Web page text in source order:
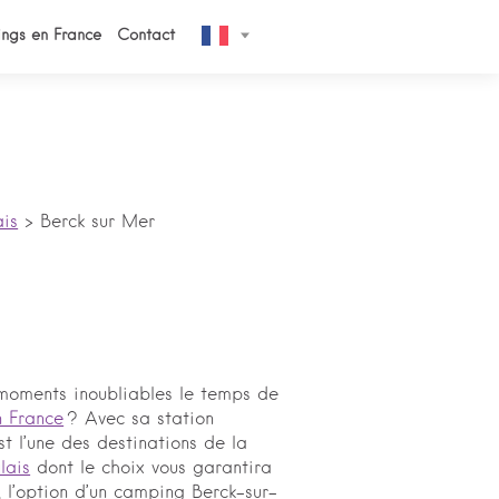
en France Contact
> Berck sur Mer
inoubliables le temps de
France ? Avec sa station
l’une des destinations de la
dont le choix vous garantira
d’un camping Berck-sur-